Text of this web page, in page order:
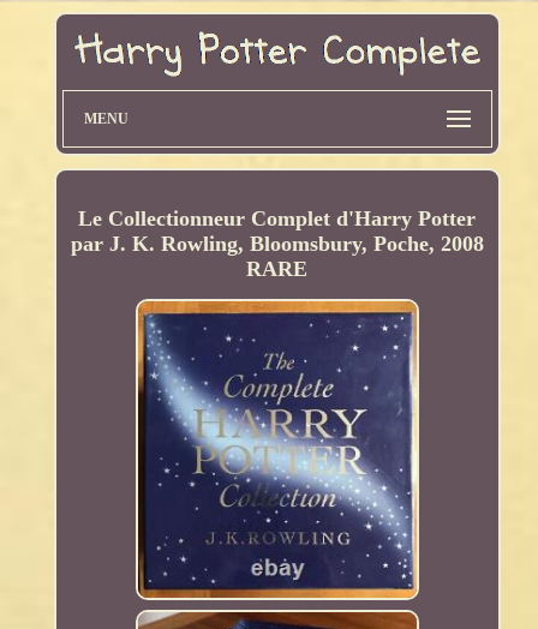
MENU
Le Collectionneur Complet d'Harry Potter
par J. K. Rowling, Bloomsbury, Poche, 2008
RARE